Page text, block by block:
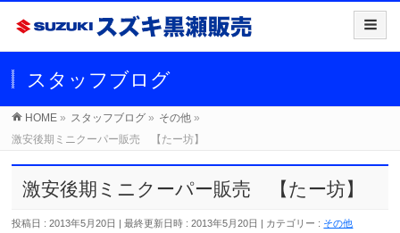
スタッフブログ
HOME » スタッフブログ » その他 »
激安後期ミニクーパー販売 【たー坊】
激安後期ミニクーパー販売 【たー坊】
投稿日 : 2013年5月20日 最終更新日時 : 2013年5月20日 カテゴリー : その他